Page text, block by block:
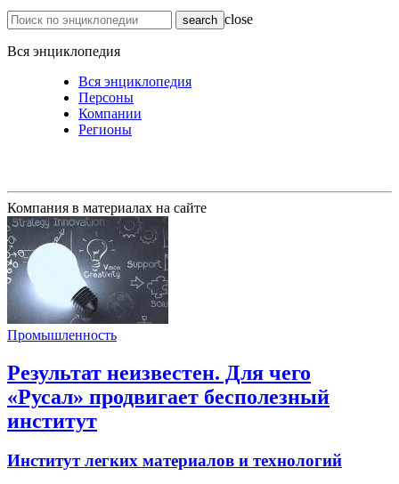
close
Вся энциклопедия
Вся энциклопедия
Персоны
Компании
Регионы
Компания в материалах на сайте
Промышленность
Результат неизвестен. Для чего
«Русал» продвигает бесполезный
институт
Институт легких материалов и технологий